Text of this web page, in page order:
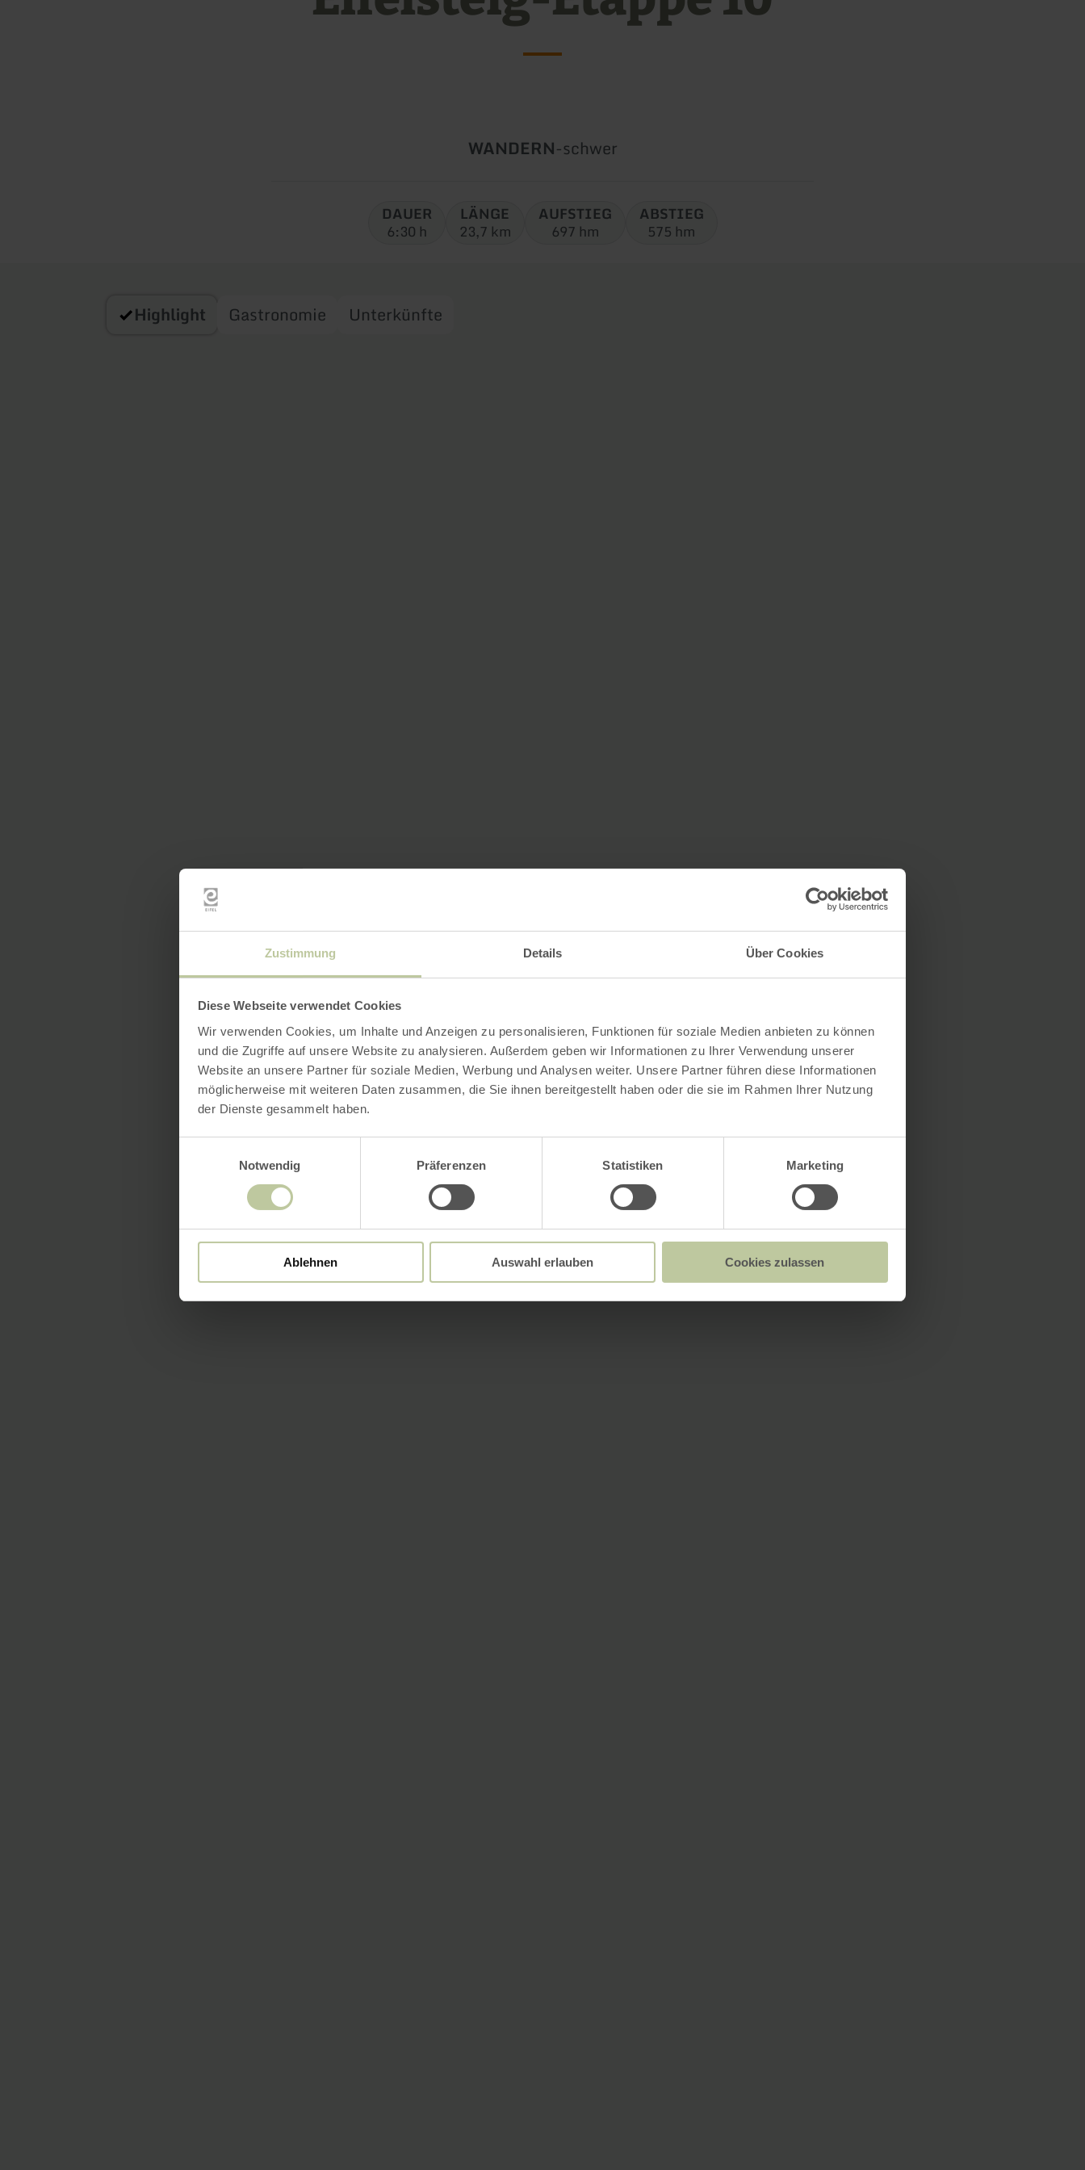
Zustimmung Details Über Cookies
Diese Webseite verwendet Cookies
Wir verwenden Cookies, um Inhalte und Anzeigen zu personalisieren, Funktionen für soziale Medien anbieten zu können
und die Zugriffe auf unsere Website zu analysieren. Außerdem geben wir Informationen zu Ihrer Verwendung unserer
Website an unsere Partner für soziale Medien, Werbung und Analysen weiter. Unsere Partner führen diese Informationen
möglicherweise mit weiteren Daten zusammen, die Sie ihnen bereitgestellt haben oder die sie im Rahmen Ihrer Nutzung
der Dienste gesammelt haben.
Notwendig
Präferenzen Statistiken Marketing
Ablehnen Auswahl erlauben Cookies zulassen
Art
Tour:
WANDERN-Schwierigkeit:
schwer
DAUER
6:30 h
LÄNGE
23,7 km
AUFSTIEG
697 hm
ABSTIEG
575 hm
Highlight Gastronomie Unterkünfte